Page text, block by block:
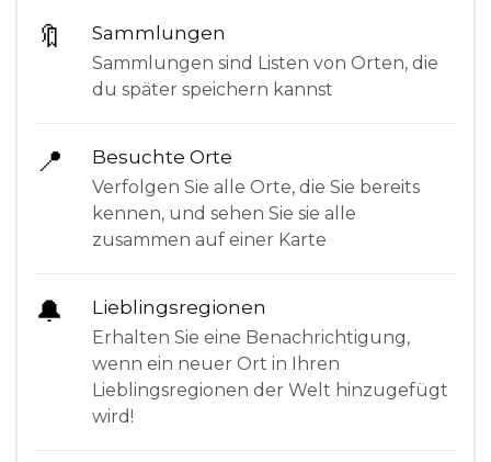
🔖 Sammlungen
Sammlungen sind Listen von Orten, die
du später speichern kannst
📍 Besuchte Orte
Verfolgen Sie alle Orte, die Sie bereits
kennen, und sehen Sie sie alle
zusammen auf einer Karte
🔔 Lieblingsregionen
Erhalten Sie eine Benachrichtigung,
wenn ein neuer Ort in Ihren
Lieblingsregionen der Welt hinzugefügt
wird!